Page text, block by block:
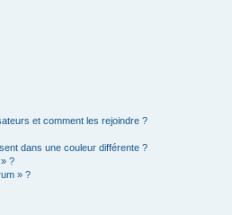
et comment les rejoindre ?
dans une couleur différente ?
?
» ?